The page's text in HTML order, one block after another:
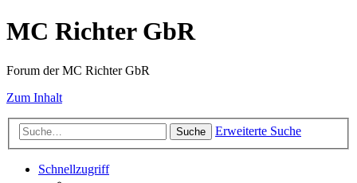
MC Richter GbR
Forum der MC Richter GbR
Zum Inhalt
Suche Erweiterte Suche
Schnellzugriff